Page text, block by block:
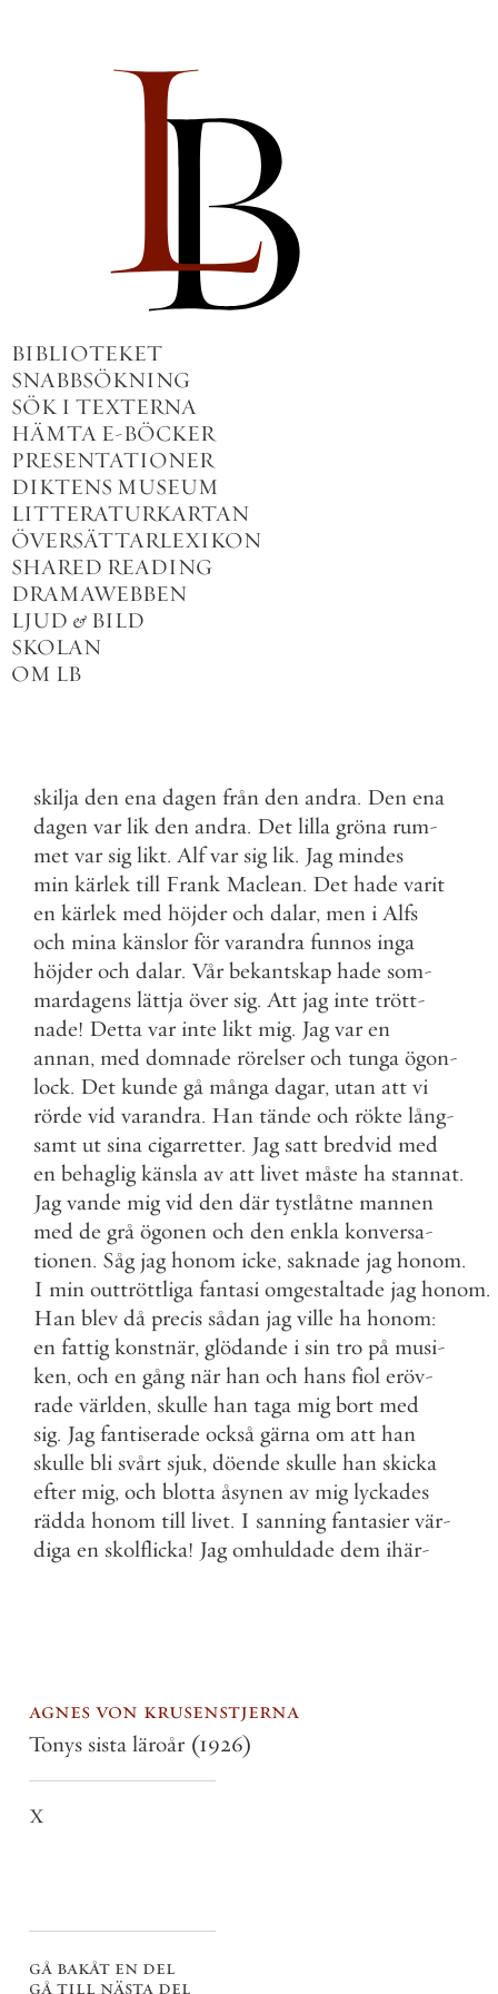
BIBLIOTEKET
SNABBSÖKNING
SÖK I TEXTERNA
HÄMTA E-BÖCKER
PRESENTATIONER
DIKTENS MUSEUM
LITTERATURKARTAN
ÖVERSÄTTARLEXIKON
SHARED READING
DRAMAWEBBEN
LJUD & BILD
SKOLAN
OM LB
skilja den ena dagen från den andra. Den ena
dagen var lik den andra. Det lilla gröna rum-
met var sig likt. Alf var sig lik. Jag mindes
min kärlek till Frank Maclean. Det hade varit
en kärlek med höjder och dalar, men i Alfs
och mina känslor för varandra funnos inga
höjder och dalar. Vår bekantskap hade som-
mardagens lättja över sig. Att jag inte trött-
nade! Detta var inte likt mig. Jag var en
annan, med domnade rörelser och tunga ögon-
lock. Det kunde gå många dagar, utan att vi
rörde vid varandra. Han tände och rökte lång-
samt ut sina cigarretter. Jag satt bredvid med
en behaglig känsla av att livet måste ha stannat.
Jag vande mig vid den där tystlåtne mannen
med de grå ögonen och den enkla konversa-
tionen. Såg jag honom icke, saknade jag honom.
I min outtröttliga fantasi omgestaltade jag honom.
Han blev då precis sådan jag ville ha honom:
en fattig konstnär, glödande i sin tro på musi-
ken, och en gång när han och hans fiol eröv-
rade världen, skulle han taga mig bort med
sig. Jag fantiserade också gärna om att han
skulle bli svårt sjuk, döende skulle han skicka
efter mig, och blotta åsynen av mig lyckades
rädda honom till livet. I sanning fantasier vär-
diga en skolflicka! Jag omhuldade dem ihär-
agnes von krusenstjerna
Tonys sista läroår (1926)
X
gå bakåt en del
gå till nästa del